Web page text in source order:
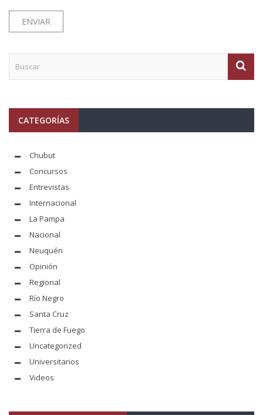
CATEGORÍAS
Chubut
Concursos
Entrevistas
Internacional
La Pampa
Nacional
Neuquén
Opinión
Regional
Río Negro
Santa Cruz
Tierra de Fuego
Uncategorized
Universitarios
Videos